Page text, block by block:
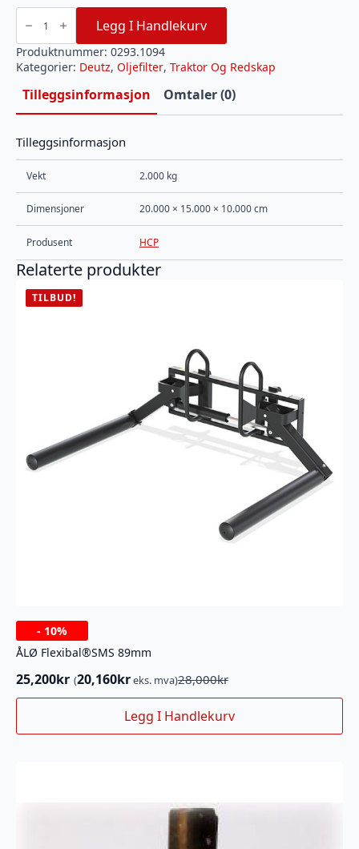
OLJEFILTER
1094
antall
Legg I Handlekurv
Produktnummer: 0293.1094
Kategorier: Deutz, Oljefilter, Traktor Og Redskap
Tilleggsinformasjon Omtaler (0)
Tilleggsinformasjon
Vekt 2.000 kg
Dimensjoner 20.000 × 15.000 × 10.000 cm
Produsent HCP
Relaterte produkter
TILBUD!
- 10%
ÅLØ Flexibal®SMS 89mm
28,000kr
Opprinnelig
pris
28,000kr.
25,200kr
Nåværende
pris
25,200kr.
(20,160kreks. mva)
Legg I Handlekurv